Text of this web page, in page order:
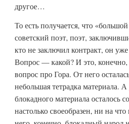
другое…
То есть получается, что
советский поэт, поэт,
кто не заключил контракт, он
Вопрос — какой? И это, конечно,
вопрос про Гора. От него
небольшая тетрадка материала.
блокадного материала осталось
настолько своеобразен, ни на